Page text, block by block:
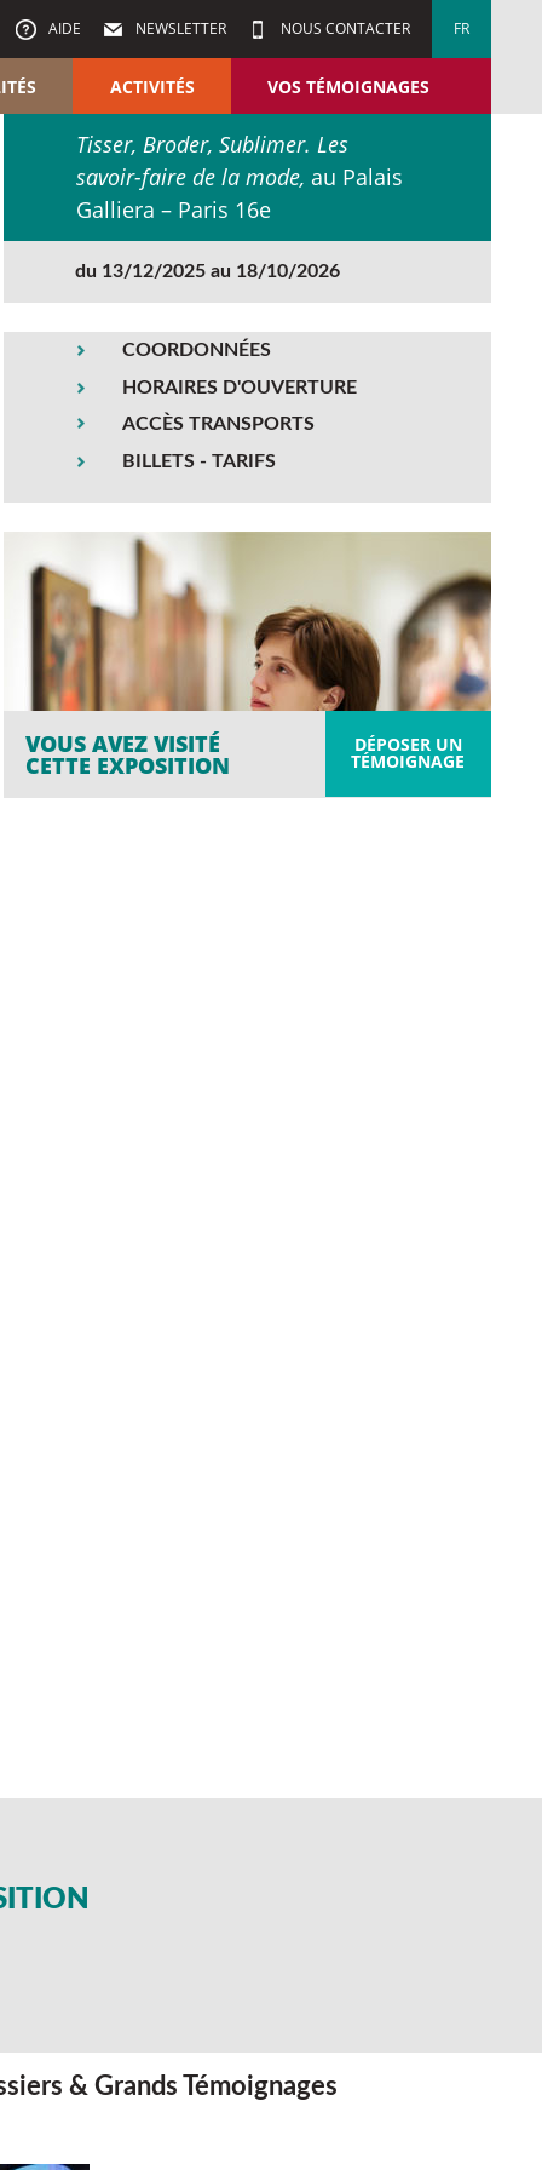
AIDE NEWSLETTER NOUS CONTACTER FR
ACTIVITÉS VOS TÉMOIGNAGES
Tisser, Broder, Sublimer. Les
savoir-faire de la mode, au Palais
Galliera – Paris 16e
du 13/12/2025 au 18/10/2026
COORDONNÉES
HORAIRES D'OUVERTURE
ACCÈS TRANSPORTS
BILLETS - TARIFS
DÉPOSER UN
TÉMOIGNAGE
VOUS AVEZ VISITÉ
CETTE EXPOSITION
& Grands Témoignages